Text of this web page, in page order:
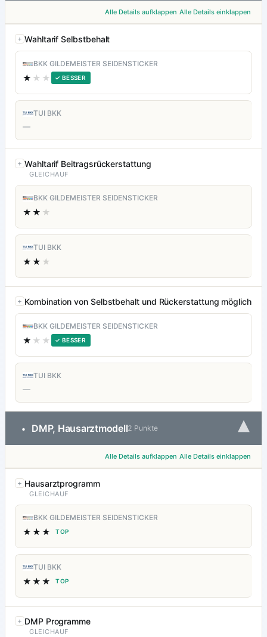
Alle Details aufklappen Alle Details einklappen
Wahltarif Selbstbehalt
BKK GILDEMEISTER SEIDENSTICKER
★ ★★ ✓ BESSER
TUI BKK
—
Wahltarif Beitragsrückerstattung
GLEICHAUF
BKK GILDEMEISTER SEIDENSTICKER
★★ ★
TUI BKK
★★ ★
Kombination von Selbstbehalt und Rückerstattung möglich
BKK GILDEMEISTER SEIDENSTICKER
★ ★★ ✓ BESSER
TUI BKK
—
• DMP, Hausarztmodell2 Punkte ▾
Alle Details aufklappen Alle Details einklappen
Hausarztprogramm
GLEICHAUF
BKK GILDEMEISTER SEIDENSTICKER
★★★ TOP
TUI BKK
★★★ TOP
DMP Programme
GLEICHAUF